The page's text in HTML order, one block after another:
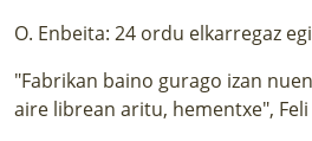
O. Enbeita: 24 ordu elkarregaz
"Fabrikan baino gurago izan
aire librean aritu, hementxe",